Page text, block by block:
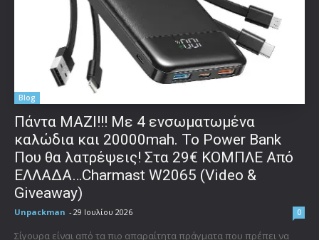
Blog
Πάντα ΜΑΖΙ!!! Με 4 ενσωματωμένα
καλώδια και 20000mah. Το Power Bank
Που θα λατρέψεις! Στα 29€ ΚΟΜΠΛΕ Από
ΕΛΛΑΔΑ…Charmast W2065 (Video &
Giveaway)
Unpackman - 29 Ιουλίου 2026 0
Σίγουρα είναι από τα πιο απαραίτητα πράγματα που πρέπει να